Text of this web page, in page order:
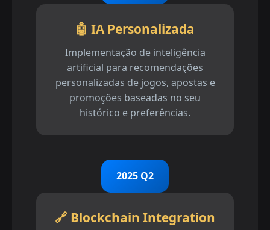
🤖 IA Personalizada
Implementação de inteligência
artificial para recomendações
personalizadas de jogos, apostas e
promoções baseadas no seu
histórico e preferências.
2025 Q2
🔗 Blockchain Integration